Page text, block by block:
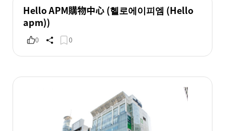
Hello APM購物中心 (헬로에이피엠 (Hello
apm))
0 0